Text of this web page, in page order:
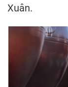
Xuân.